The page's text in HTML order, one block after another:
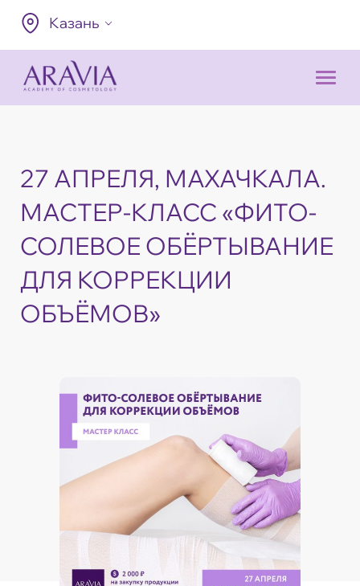
Казань
27 АПРЕЛЯ, МАХАЧКАЛА.
МАСТЕР-КЛАСС «ФИТО-
СОЛЕВОЕ ОБЁРТЫВАНИЕ
ДЛЯ КОРРЕКЦИИ
ОБЪЁМОВ»